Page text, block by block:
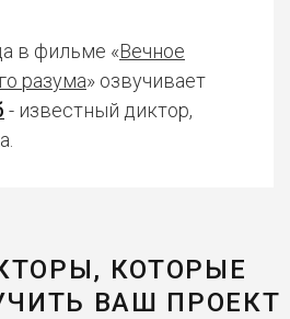
в фильме «Вечное
разума» озвучивает
- известный диктор,
КОТОРЫЕ
ВАШ ПРОЕКТ